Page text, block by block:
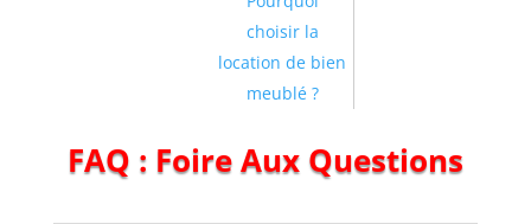
choisir la
location de bien
meublé ?
FAQ : Foire Aux Questions